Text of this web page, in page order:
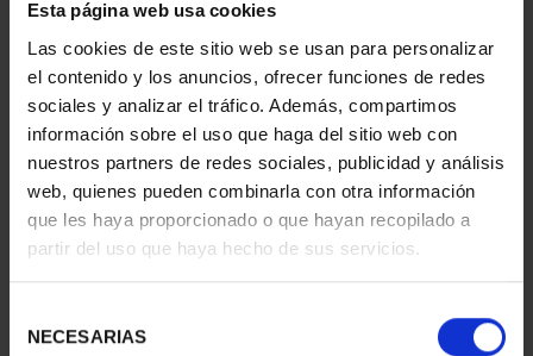
Esta página web usa cookies
Las cookies de este sitio web se usan para personalizar
el contenido y los anuncios, ofrecer funciones de redes
sociales y analizar el tráfico. Además, compartimos
información sobre el uso que haga del sitio web con
nuestros partners de redes sociales, publicidad y análisis
web, quienes pueden combinarla con otra información
que les haya proporcionado o que hayan recopilado a
partir del uso que haya hecho de sus servicios.
NECESARIAS
OUT OF STOCK
Share
This was the last year in which coins were minted in the old